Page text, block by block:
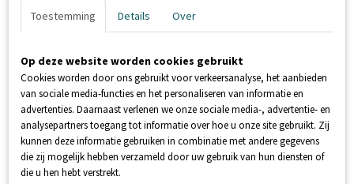
Inloggen Registreren
UW WINKELWAGEN
Toestemming Details Over
Op deze website worden cookies gebruikt
Cookies worden door ons gebruikt voor verkeersanalyse, het aanbieden
van sociale media-functies en het personaliseren van informatie en
advertenties. Daarnaast verlenen we onze sociale media-, advertentie- en
analysepartners toegang tot informatie over hoe u onze site gebruikt. Zij
kunnen deze informatie gebruiken in combinatie met andere gegevens
die zij mogelijk hebben verzameld door uw gebruik van hun diensten of
die u hen hebt verstrekt.